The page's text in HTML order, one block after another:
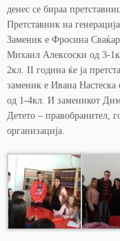
денес се бираа
Претставник на
Заменик е Фросина
Михаил Алексоски од 3-
2кл. II година ќе ја
заменик е Ивана
од 1-4кл. И заменикот
Детето – правобранител,
организација.